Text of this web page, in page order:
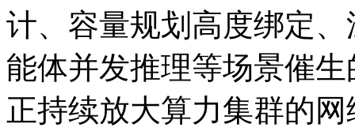
计、容量规划高度绑定
能体并发推理等场景催生
正持续放大算力集群的网